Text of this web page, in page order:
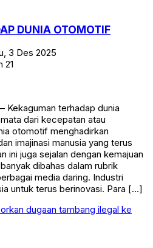
DUNIA OTOMOTIF
3 Des 2025
21
Kekaguman terhadap dunia
dari kecepatan atau
otomotif menghadirkan
imajinasi manusia yang terus
ini juga sejalan dengan kemajuan
dibahas dalam rubrik
media daring. Industri
untuk terus berinovasi. Para […]